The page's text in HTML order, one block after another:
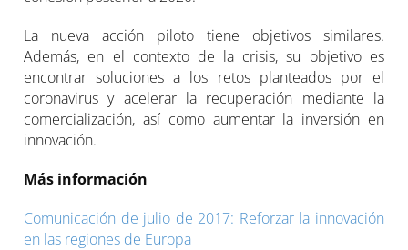
La nueva acción piloto tiene objetivos similares.
Además, en el contexto de la crisis, su objetivo es
encontrar soluciones a los retos planteados por el
coronavirus y acelerar la recuperación mediante la
comercialización, así como aumentar la inversión en
innovación.
Más información
Comunicación de julio de 2017: Reforzar la innovación
en las regiones de Europa